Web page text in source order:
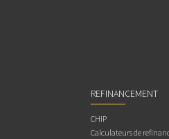
REFINANCEMENT
CHIP
Calculateurs de